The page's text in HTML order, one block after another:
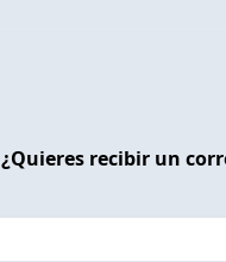
¿Quieres recibir un